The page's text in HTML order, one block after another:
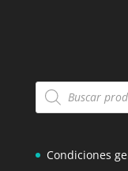
Búsqueda
de
Condiciones